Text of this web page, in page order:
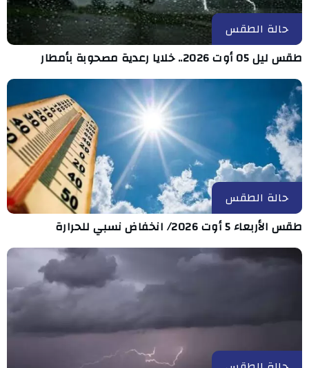
حالة الطقس
طقس ليل 05 أوت 2026.. خلايا رعدية مصحوبة بأمطار
حالة الطقس
طقس الأربعاء 5 أوت 2026/ انخفاض نسبي للحرارة